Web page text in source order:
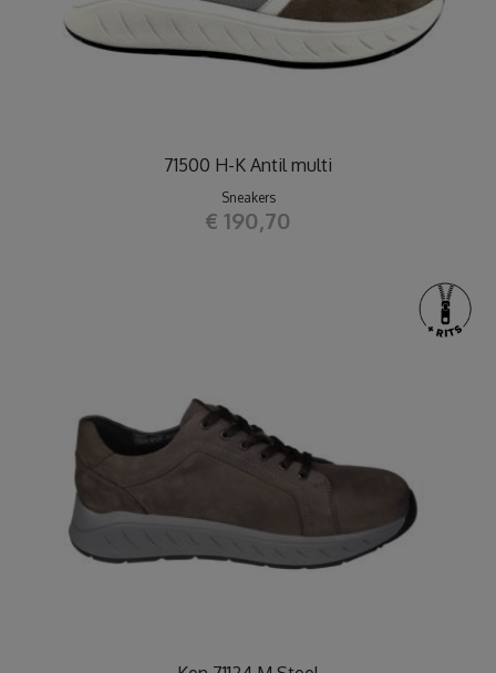
71500 H-K Antil multi
Sneakers
€ 190,70